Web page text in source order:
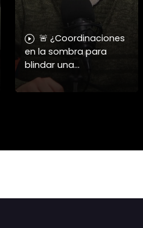
🚨 ¿Coordinaciones
en la sombra para
blindar una
candidatura
presidencial? Nuevos